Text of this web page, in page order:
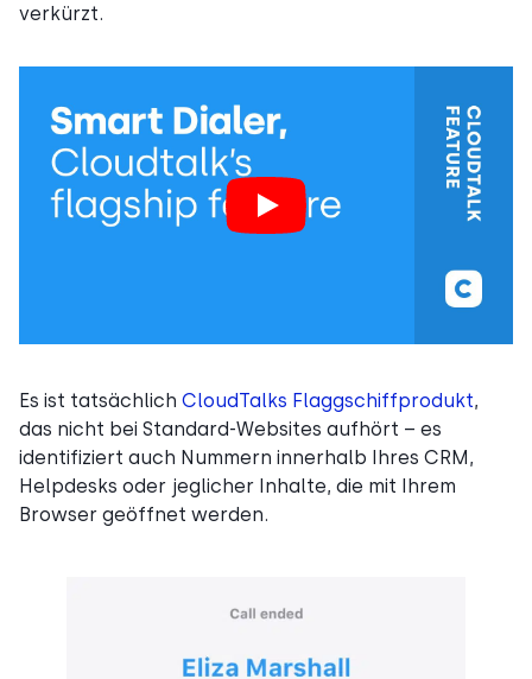
verkürzt.
Es ist tatsächlich CloudTalks Flaggschiffprodukt,
das nicht bei Standard-Websites aufhört – es
identifiziert auch Nummern innerhalb Ihres CRM,
Helpdesks oder jeglicher Inhalte, die mit Ihrem
Browser geöffnet werden.